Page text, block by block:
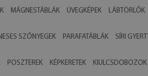
MÁGNESTÁBLÁK ÜVEGKÉPEK LÁBTÖRLŐK
SZŐNYEGEK PARAFATÁBLÁK SÍRI
POSZTEREK KÉPKERETEK KIULCSDOBOZOK